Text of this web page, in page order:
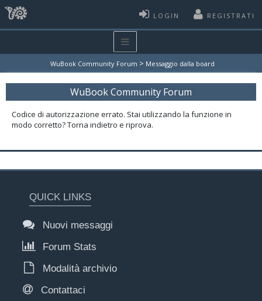
LOGIN REGISTRATI
WuBook Community Forum > Messaggio dalla board
WuBook Community Forum
Codice di autorizzazione errato. Stai utilizzando la funzione in
modo corretto? Torna indietro e riprova.
QUICK LINKS
Nuovi messaggi
Forum Stats
Modalità archivio
Contattaci